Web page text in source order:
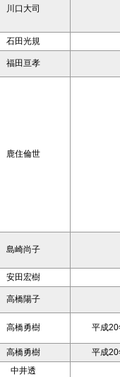
川口大司
石田光規
福田亘孝
鹿住倫世
島崎尚子
安田宏樹
高橋陽子
高橋勇樹 平成20
高橋勇樹 平成20
中井透